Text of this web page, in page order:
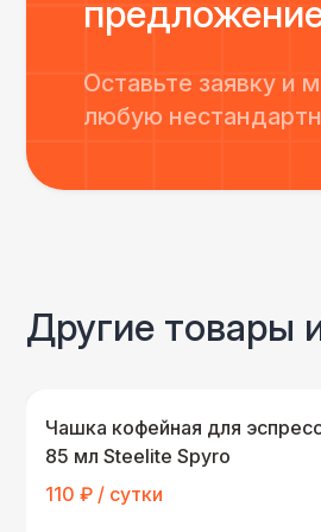
Оставьте заявку
любую
Другие товары
Чашка кофейная для
85 мл Steelite Spyro
110 ₽ / сутки